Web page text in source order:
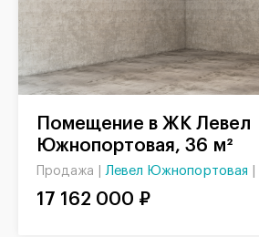
Южнопортовая, 36 м²
Продажа | Левел Южнопортовая
17 162 000 ₽